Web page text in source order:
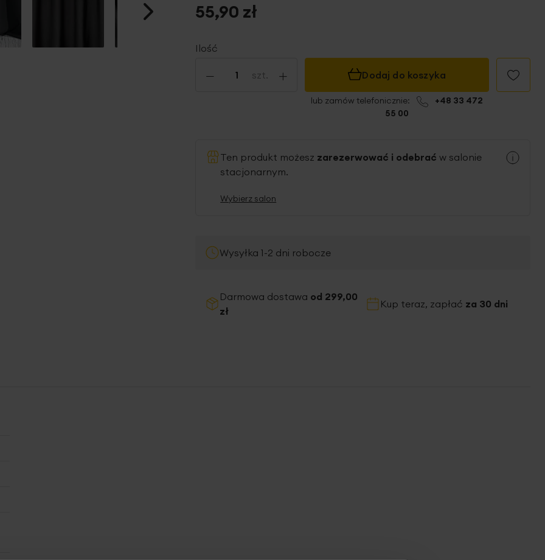
Ilość
- szt. +
55,90 zł
Dodaj do koszyka
lub zamów telefonicznie:
+48 33 472
55 00
Ten produkt możesz zarezerwować i odebrać w salonie
stacjonarnym.
Wybierz salon
Wysyłka 1-2 dni robocze
Darmowa dostawa od 299,00
zł
Kup teraz, zapłać za 30 dni